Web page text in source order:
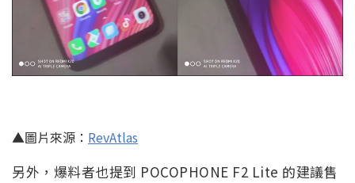
▲圖片來源： RevAtlas
另外，爆料者也提到 POCOPHONE F2 Lite 的建議售